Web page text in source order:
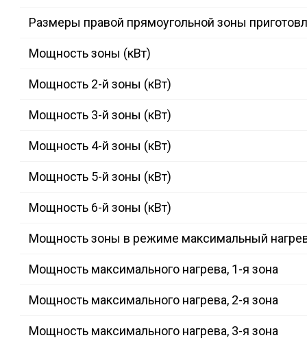
Размеры правой прямоугольной зоны
Мощность зоны (кВт)
Мощность 2-й зоны (кВт)
Мощность 3-й зоны (кВт)
Мощность 4-й зоны (кВт)
Мощность 5-й зоны (кВт)
Мощность 6-й зоны (кВт)
Мощность зоны в режиме максимальный
Мощность максимального нагрева, 1-я зона
Мощность максимального нагрева, 2-я зона
Мощность максимального нагрева, 3-я зона